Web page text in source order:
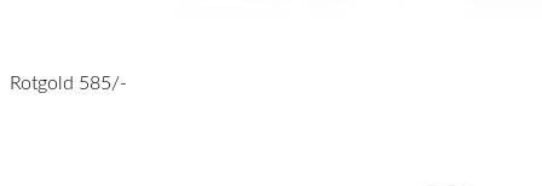
Rotgold 585/-